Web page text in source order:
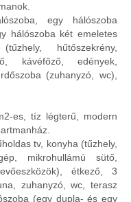
egy hálószoba
hálószoba két emeletes
hűtőszekrény,
kávéfőző, edények,
(zuhanyzó, wc),
es, tíz légterű, modern
tv, konyha (tűzhely,
mikrohullámú sütő,
étkező, 3
zuhanyzó, wc, terasz
(egy dupla- és egy